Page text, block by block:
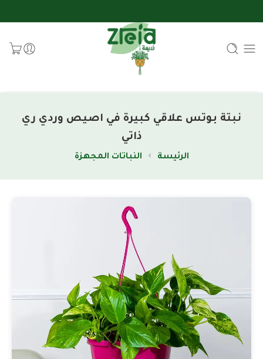
نبتة بوتس علاقي كبيرة في اصيص وردي ري
ذاتي
الرئيسة النباتات المجهزة